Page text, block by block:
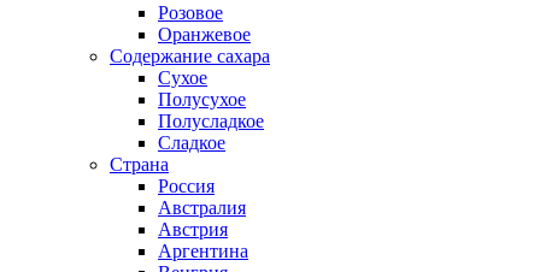
Розовое
Оранжевое
Содержание сахара
Сухое
Полусухое
Полусладкое
Сладкое
Страна
Россия
Австралия
Австрия
Аргентина